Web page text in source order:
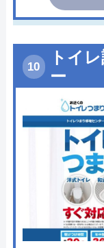
トイ
ー